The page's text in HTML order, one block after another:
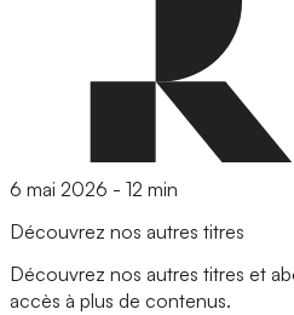
6 mai 2026 - 12 min
Découvrez nos autres titres
Découvrez nos autres titres et
accès à plus de contenus.